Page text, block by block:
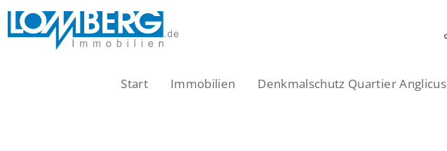
Zum
Inhalt
Start Immobilien Denkmalschutz Quartier Anglicus